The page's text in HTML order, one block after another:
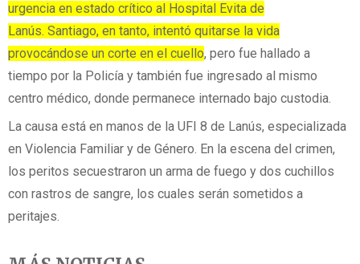
urgencia en estado crítico al Hospital Evita de
Lanús. Santiago, en tanto, intentó quitarse la vida
provocándose un corte en el cuello, pero fue hallado a
tiempo por la Policía y también fue ingresado al mismo
centro médico, donde permanece internado bajo custodia.
La causa está en manos de la UFI 8 de Lanús, especializada
en Violencia Familiar y de Género. En la escena del crimen,
los peritos secuestraron un arma de fuego y dos cuchillos
con rastros de sangre, los cuales serán sometidos a
peritajes.